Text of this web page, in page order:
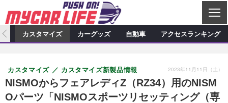
C
L
S
カーオーディオ
プロショップ検索 ショップ訪問記
カーオーディオニュース デモカー製作記
カスタマイズ特集記事 カスタマイズ新製品情報
カスタマイズニュース
カーグッズ
カーグッズ特集記事 カーグッズ新製品情報
自動車
カスタマイズ カーグッズ 自動車 アクセスランキング
NISMOからフェアレディZ（RZ34）用のNISM
Oパーツ「NISMOスポーツリセッティング（専
カスタマイズ カスタマイズ新製品情報 2023年11月11日（土）